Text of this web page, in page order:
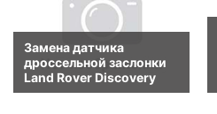
Замена датчика
дроссельной заслонки
Land Rover Discovery